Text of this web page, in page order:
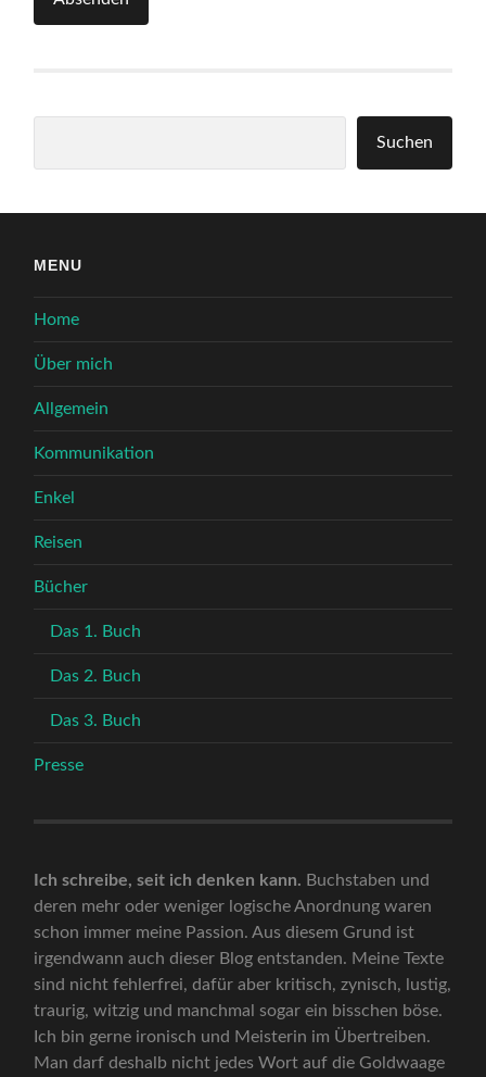
Suchen
MENU
Home
Über mich
Allgemein
Kommunikation
Enkel
Reisen
Bücher
Das 1. Buch
Das 2. Buch
Das 3. Buch
Presse
Ich schreibe, seit ich denken kann. Buchstaben und
deren mehr oder weniger logische Anordnung waren
schon immer meine Passion. Aus diesem Grund ist
irgendwann auch dieser Blog entstanden. Meine Texte
sind nicht fehlerfrei, dafür aber kritisch, zynisch, lustig,
traurig, witzig und manchmal sogar ein bisschen böse.
Ich bin gerne ironisch und Meisterin im Übertreiben.
Man darf deshalb nicht jedes Wort auf die Goldwaage